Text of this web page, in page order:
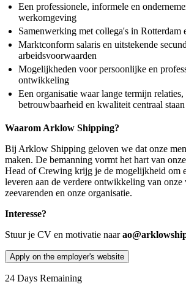
Een professionele, informele en
werkomgeving
Samenwerking met collega's in Rotterdam
Marktconform salaris en uitstekende
arbeidsvoorwaarden
Mogelijkheden voor persoonlijke en
ontwikkeling
Een organisatie waar lange termijn relaties,
betrouwbaarheid en kwaliteit centraal staan
Waarom Arklow Shipping?
Bij Arklow Shipping geloven we dat onze
maken. De bemanning vormt het hart van
Head of Crewing krijg je de mogelijkheid om
leveren aan de verdere ontwikkeling van onze
zeevarenden en onze organisatie.
Interesse?
Stuur je CV en motivatie naar
Apply on the employer's website
24 Days Remaining